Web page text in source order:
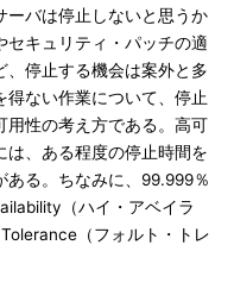
バは停止しないと思うか
セキュリティ・パッチの適
、停止する機会は案外と多
ない作業について、停止
用性の考え方である。高可
は、ある程度の停止時間を
ある。ちなみに、99.999％
（ハイ・アベイラ
（フォルト・トレ